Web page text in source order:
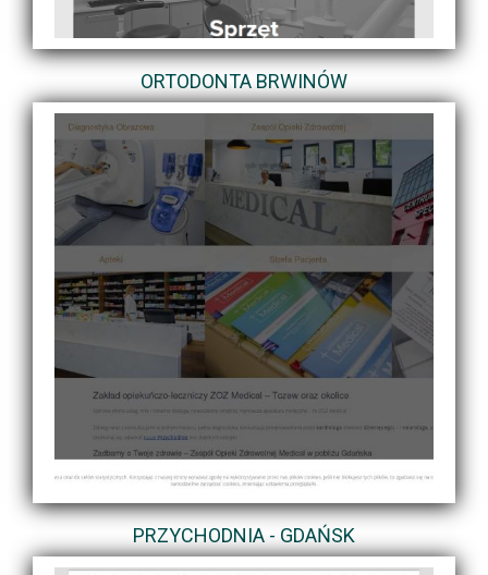
ORTODONTA BRWINÓW
PRZYCHODNIA - GDAŃSK